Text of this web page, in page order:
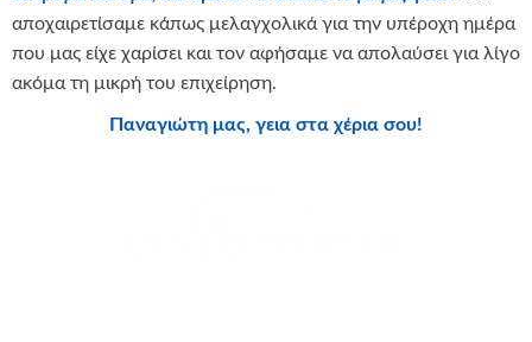
αποχαιρετίσαμε κάπως μελαγχολικά για την υπέροχη ημέρα
που μας είχε χαρίσει και τον αφήσαμε να απολαύσει για λίγο
ακόμα τη μικρή του επιχείρηση.
Παναγιώτη μας, γεια στα χέρια σου!